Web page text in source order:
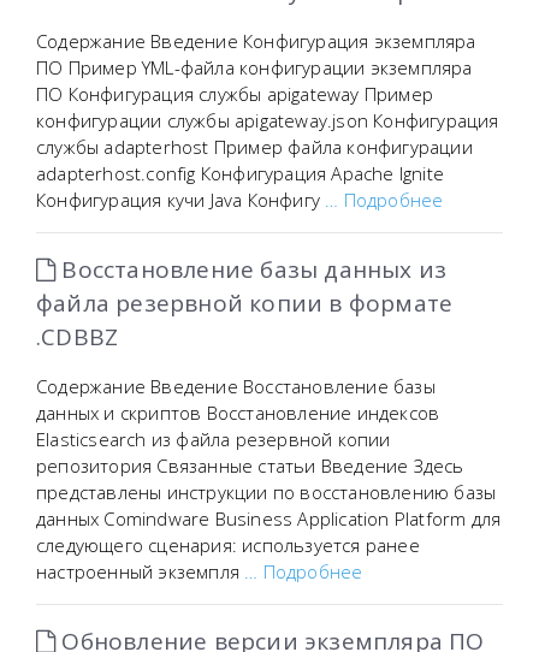
Содержание Введение Конфигурация экземпляра
ПО Пример YML-файла конфигурации экземпляра
ПО Конфигурация службы apigateway Пример
конфигурации службы apigateway.json Конфигурация
службы adapterhost Пример файла конфигурации
adapterhost.config Конфигурация Apache Ignite
Конфигурация кучи Java Конфигу … Подробнее
Восстановление базы данных из
файла резервной копии в формате
.CDBBZ
Содержание Введение Восстановление базы
данных и скриптов Восстановление индексов
Elasticsearch из файла резервной копии
репозитория Связанные статьи Введение Здесь
представлены инструкции по восстановлению базы
данных Comindware Business Application Platform для
следующего сценария: используется ранее
настроенный экземпля … Подробнее
Обновление версии экземпляра ПО